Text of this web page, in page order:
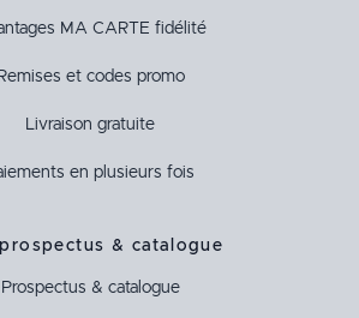
MA CARTE fidélité
Remises et codes promo
Livraison gratuite
en plusieurs fois
& catalogue
Prospectus & catalogue